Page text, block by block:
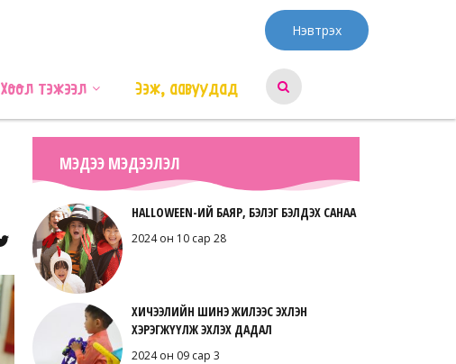
Нэвтрэх
Хоол тэжээл Ээж, аавуудад
МЭДЭЭ МЭДЭЭЛЭЛ
HALLOWEEN-ИЙ БАЯР, БЭЛЭГ БЭЛДЭХ САНАА
2024 он 10 сар 28
ХИЧЭЭЛИЙН ШИНЭ ЖИЛЭЭС ЭХЛЭН
ХЭРЭГЖҮҮЛЖ ЭХЛЭХ ДАДАЛ
2024 он 09 сар 3